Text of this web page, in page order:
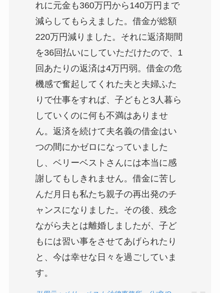
れに元金も360万円から140万円まで
減らしてもらえました。借金が総額
220万円減りました。それに返済期間
を36回払いにしていただけたので、1
回あたりの返済は4万円弱。借金の危
機感で奮起してくれた夫と夫婦ふた
りで仕事をすれば、子どもと3人暮ら
していくのに何も不満はありませ
ん。返済を続けて夫名義の借金はい
つの間にかゼロになっていました
し、ベリーベストさんには本当に感
謝してもしきれません。借金に苦し
んだ月日も私たち親子の再出発のチ
ャンスになりました。その後、残念
ながら夫とは離婚しましたが、子ど
もには習い事をさせてあげられたり
と、今は幸せな日々を過ごしていま
す。